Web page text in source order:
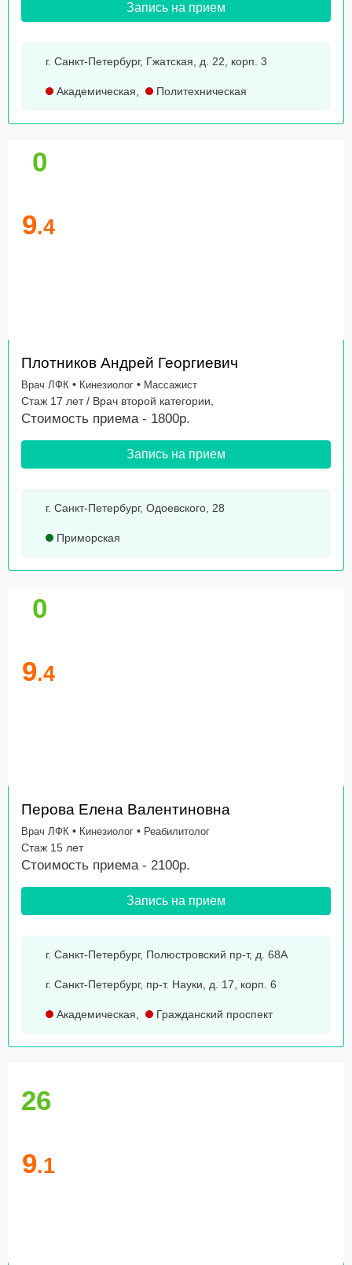
Запись на прием
г. Санкт-Петербург, Гжатская, д. 22, корп. 3
Академическая, Политехническая
0
9.4
Плотников Андрей Георгиевич
Врач ЛФК • Кинезиолог • Массажист
Стаж 17 лет / Врач второй категории,
Стоимость приема - 1800р.
Запись на прием
г. Санкт-Петербург, Одоевского, 28
Приморская
0
9.4
Перова Елена Валентиновна
Врач ЛФК • Кинезиолог • Реабилитолог
Стаж 15 лет
Стоимость приема - 2100р.
Запись на прием
г. Санкт-Петербург, Полюстровский пр-т, д. 68А
г. Санкт-Петербург, пр-т. Науки, д. 17, корп. 6
Академическая, Гражданский проспект
26
9.1